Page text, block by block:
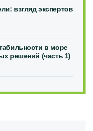
взгляд экспертов
в море
решений (часть 1)